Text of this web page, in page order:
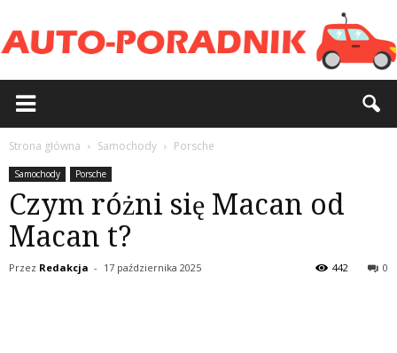
Strona główna Samochody Porsche
Samochody Porsche
Czym różni się Macan od
Macan t?
Przez Redakcja - 17 października 2025 0
442